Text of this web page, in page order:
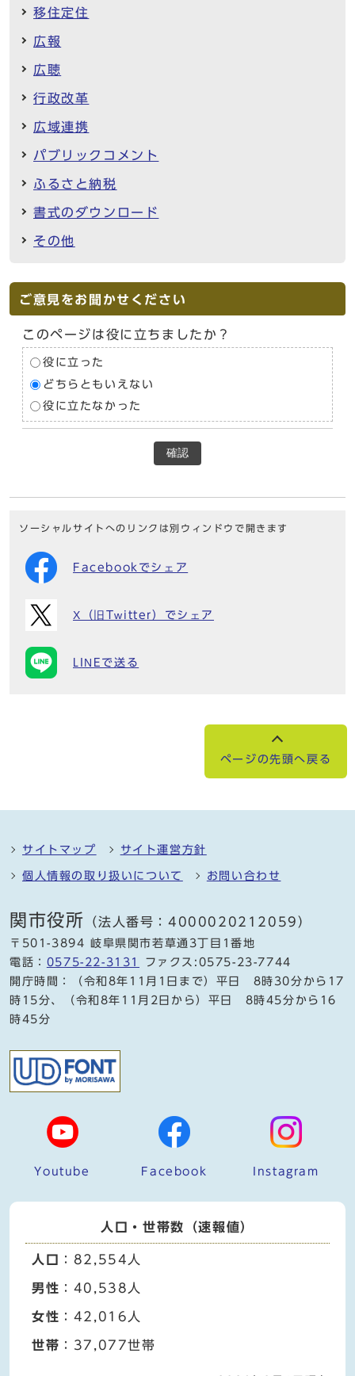
移住定住
広報
広聴
行政改革
広域連携
パブリックコメント
ふるさと納税
書式のダウンロード
その他
ご意見をお聞かせください
このページは役に立ちましたか？
役に立った
どちらともいえない
役に立たなかった
確認
ソーシャルサイトへのリンクは別ウィンドウで開きます
Facebookでシェア
X（旧Twitter）でシェア
LINEで送る
ページの先頭へ戻る
サイトマップ サイト運営方針
個人情報の取り扱いについて お問い合わせ
関市役所 （法人番号：4000020212059）
〒501-3894 岐阜県関市若草通3丁目1番地
電話： 0575-22-3131
ファクス:0575-23-7744
開庁時間：（令和8年11月1日まで）平日 8時30分から17
時15分、（令和8年11月2日から）平日 8時45分から16
時45分
Youtube Facebook Instagram
人口・世帯数（速報値）
人口 ：82,554人
男性 ：40,538人
女性 ：42,016人
世帯 ：37,077世帯